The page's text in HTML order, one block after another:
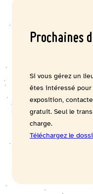
Prochaines
Si vous gérez un
êtes intéressé
exposition,
gratuit. Seul le
charge.
Téléchargez le